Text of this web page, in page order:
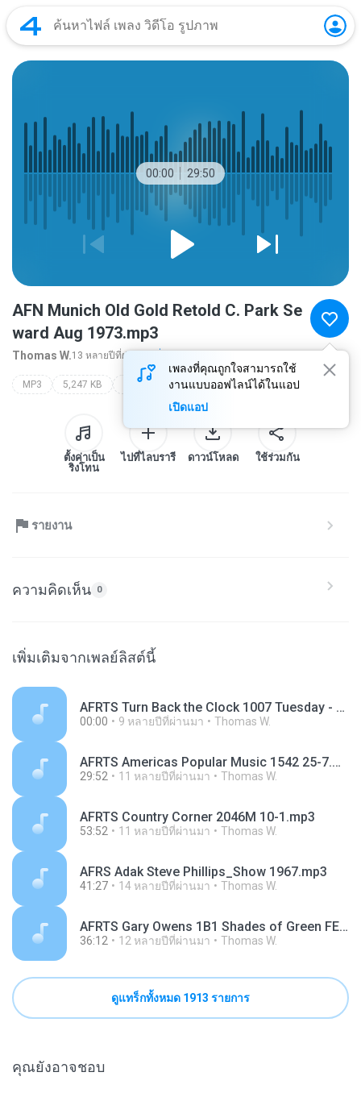
00:00 29:50
เพลงที่คุณถูกใจสามารถใช้
งานแบบออฟไลน์ได้ในแอป
เปิดแอป
AFN Munich Old Gold Retold C. Park Se
ward Aug 1973.mp3
Thomas W.13 หลายปีที่ผ่านมา
MP3 5,247 KB Other
ตั้งค่าเป็น
ริงโทน
ไปที่ไลบรารี ดาวน์โหลด ใช้ร่วมกัน
รายงาน
ความคิดเห็น 0
เพิ่มเติมจากเพลย์ลิสต์นี้
AFRTS Turn Back the Clock 1007 Tuesday - 1st Song - The Chopsticks Rock - AFRTS.mp3
00:00 9 หลายปีที่ผ่านมา Thomas W.
AFRTS Americas Popular Music 1542 25-7.mp3
29:52 11 หลายปีที่ผ่านมา Thomas W.
AFRTS Country Corner 2046M 10-1.mp3
53:52 11 หลายปีที่ผ่านมา Thomas W.
AFRS Adak Steve Phillips_Show 1967.mp3
41:27 14 หลายปีที่ผ่านมา Thomas W.
AFRTS Gary Owens 1B1 Shades of Green FEN.mp3
36:12 12 หลายปีที่ผ่านมา Thomas W.
ดูแทร็กทั้งหมด 1913 รายการ
คุณยังอาจชอบ